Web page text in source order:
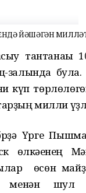
ЙӘШӘГӘН
тантанаһы
залында
күп
милли
Үрге
өлкәһенең
өсөн
менән шул